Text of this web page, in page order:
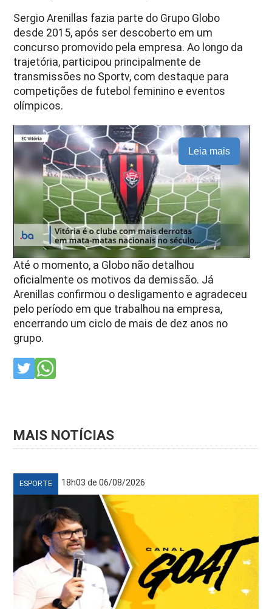
Sergio Arenillas fazia parte do Grupo Globo
desde 2015, após ser descoberto em um
concurso promovido pela empresa. Ao longo da
trajetória, participou principalmente de
transmissões no Sportv, com destaque para
competições de futebol feminino e eventos
olímpicos.
Leia mais
Até o momento, a Globo não detalhou
oficialmente os motivos da demissão. Já
Arenillas confirmou o desligamento e agradeceu
pelo período em que trabalhou na empresa,
encerrando um ciclo de mais de dez anos no
grupo.
MAIS NOTÍCIAS
ESPORTE 18h03 de 06/08/2026